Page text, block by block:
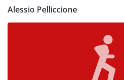
Alessio Pelliccione